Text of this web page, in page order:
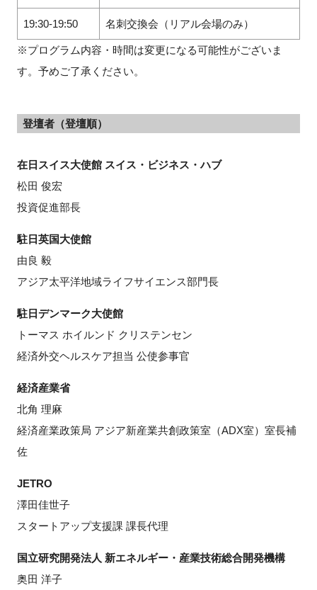
19:30-19:50 名刺交換会（リアル会場のみ）
※プログラム内容・時間は変更になる可能性がございま
す。予めご了承ください。
登壇者（登壇順）
在日スイス大使館 スイス・ビジネス・ハブ
松田 俊宏
投資促進部長
駐日英国大使館
由良 毅
アジア太平洋地域ライフサイエンス部門長
駐日デンマーク大使館
トーマス ホイルンド クリステンセン
経済外交ヘルスケア担当 公使参事官
経済産業省
北角 理麻
経済産業政策局 アジア新産業共創政策室（ADX室）室長補
佐
JETRO
澤田佳世子
スタートアップ支援課 課長代理
国立研究開発法人 新エネルギー・産業技術総合開発機構
奥田 洋子